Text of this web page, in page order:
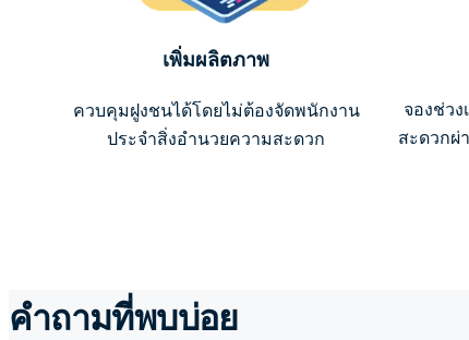
เพิ่มผลิตภาพ
ควบคุมฝูงชนได้โดยไม่ต้องจัดพนักงาน
ประจำสิ่งอำนวยความสะดวก
จองช่ว
สะดวกผ่
คำถามที่พบบ่อย